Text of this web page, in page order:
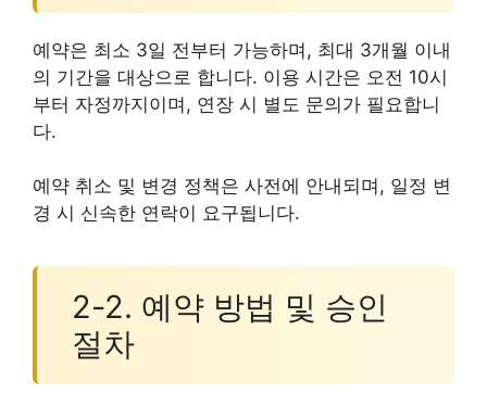
예약은 최소 3일 전부터 가능하며, 최대 3개월 이내
의 기간을 대상으로 합니다. 이용 시간은 오전 10시
부터 자정까지이며, 연장 시 별도 문의가 필요합니
다.
예약 취소 및 변경 정책은 사전에 안내되며, 일정 변
경 시 신속한 연락이 요구됩니다.
2-2. 예약 방법 및 승인
절차